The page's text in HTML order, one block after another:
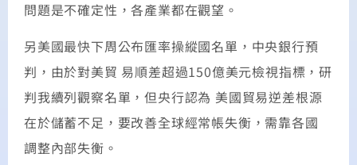
問題是不確定性，各產業都在觀望。
另美國最快下周公布匯率操縱國名單，中央銀行預
判，由於對美貿 易順差超過150億美元檢視指標，研
判我續列觀察名單，但央行認為 美國貿易逆差根源
在於儲蓄不足，要改善全球經常帳失衡，需靠各國
調整內部失衡。